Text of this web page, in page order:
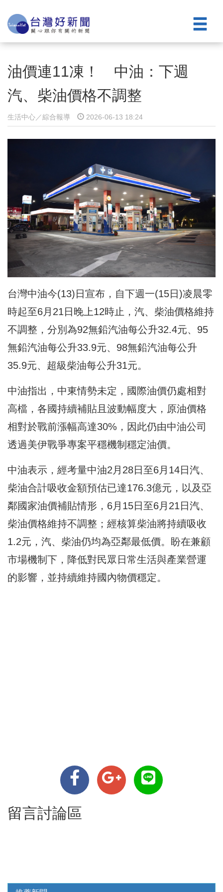
油價連11凍！ 中油：下週
汽、柴油價格不調整
生活中心／綜合報導 2026-06-13 18:24
台灣中油今(13)日宣布，自下週一(15日)凌晨零
時起至6月21日晚上12時止，汽、柴油價格維持
不調整，分別為92無鉛汽油每公升32.4元、95
無鉛汽油每公升33.9元、98無鉛汽油每公升
35.9元、超級柴油每公升31元。
中油指出，中東情勢未定，國際油價仍處相對
高檔，各國持續補貼且波動幅度大，原油價格
相對於戰前漲幅高達30%，因此仍由中油公司
透過美伊戰爭專案平穩機制穩定油價。
中油表示，經考量中油2月28日至6月14日汽、
柴油合計吸收金額預估已達176.3億元，以及亞
鄰國家油價補貼情形，6月15日至6月21日汽、
柴油價格維持不調整；經核算柴油將持續吸收
1.2元，汽、柴油仍均為亞鄰最低價。盼在兼顧
市場機制下，降低對民眾日常生活與產業營運
的影響，並持續維持國內物價穩定。
留言討論區